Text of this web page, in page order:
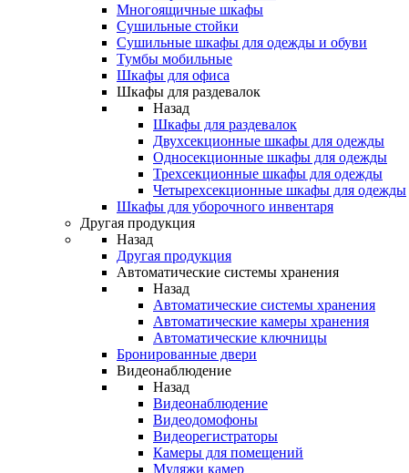
Многоящичные шкафы
Сушильные стойки
Сушильные шкафы для одежды и обуви
Тумбы мобильные
Шкафы для офиса
Шкафы для раздевалок
Назад
Шкафы для раздевалок
Двухсекционные шкафы для одежды
Односекционные шкафы для одежды
Трехсекционные шкафы для одежды
Четырехсекционные шкафы для одежды
Шкафы для уборочного инвентаря
Другая продукция
Назад
Другая продукция
Автоматические системы хранения
Назад
Автоматические системы хранения
Автоматические камеры хранения
Автоматические ключницы
Бронированные двери
Видеонаблюдение
Назад
Видеонаблюдение
Видеодомофоны
Видеорегистраторы
Камеры для помещений
Муляжи камер